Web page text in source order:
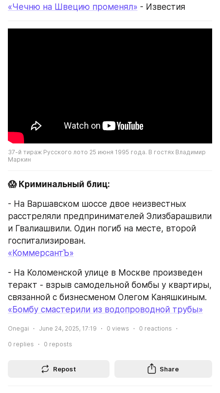
«Чечню на Швецию променял» - Известия
37-й тираж Русского лото 25 июня 1995 года. В гостях Владимир
Маркин
😱 Криминальный блиц:
- На Варшавском шоссе двое неизвестных
расстреляли предпринимателей Элизбарашвили
и Гвалиашвили. Один погиб на месте, второй
госпитализирован.
«КоммерсантЪ»
- На Коломенской улице в Москве произведен
теракт - взрыв самодельной бомбы у квартиры,
связанной с бизнесменом Олегом Каняшкиным.
«Бомбу смастерили из водопроводной трубы»
Onegai June 24, 2025, 17:19 0 views 0 reactions
0 replies 0 reposts
Repost Share